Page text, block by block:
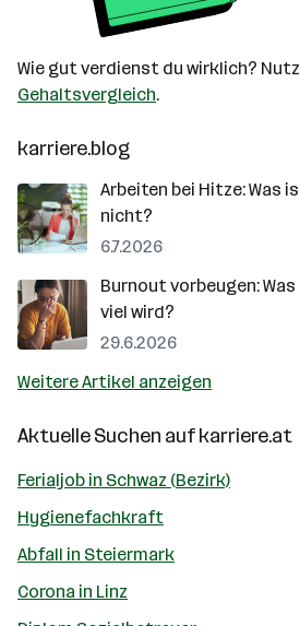
Wie gut verdienst du wirklich?
Gehaltsvergleich.
karriere.blog
Arbeiten bei Hitze: Was
nicht?
6.7.2026
Burnout vorbeugen:
viel wird?
29.6.2026
Weitere Artikel anzeigen
Aktuelle Suchen aufkarriere.at
Ferialjob in Schwaz (Bezirk)
Hygienefachkraft
Abfall in Steiermark
Corona in Linz